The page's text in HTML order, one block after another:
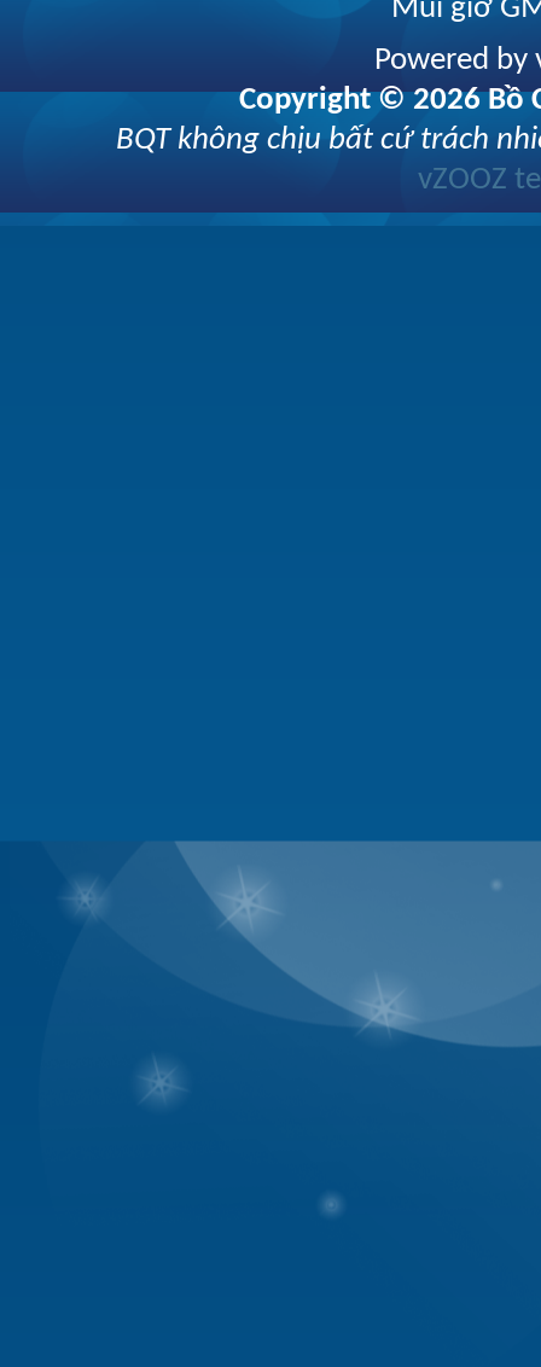
Múi giờ
Powered
Copyright © 2026 Bồ
BQT không chịu bất cứ trách
vZOOZ